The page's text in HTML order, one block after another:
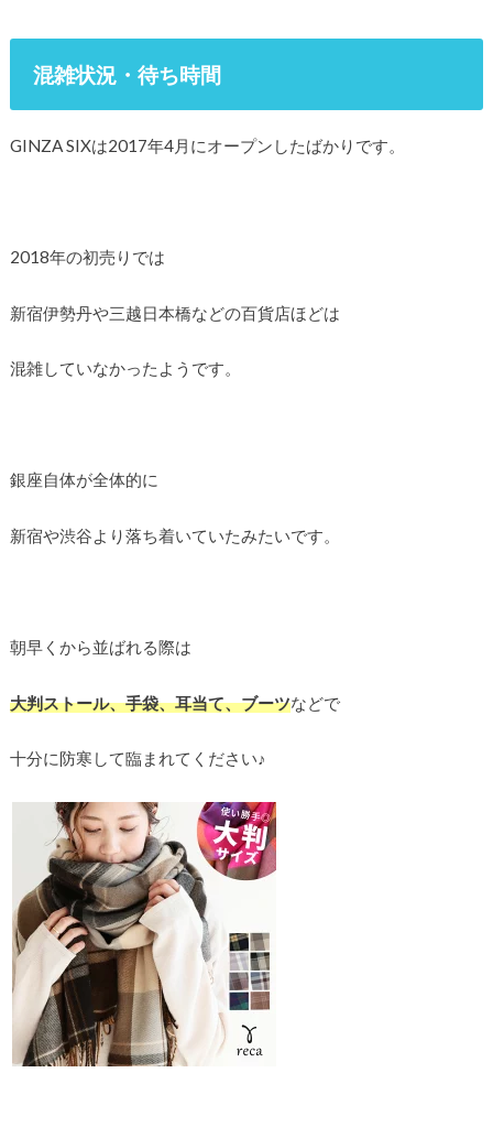
混雑状況・待ち時間
GINZA SIXは2017年4月にオープンしたばかりです。
2018年の初売りでは
新宿伊勢丹や三越日本橋などの百貨店ほどは
混雑していなかったようです。
銀座自体が全体的に
新宿や渋谷より落ち着いていたみたいです。
朝早くから並ばれる際は
大判ストール、手袋、耳当て、ブーツなどで
十分に防寒して臨まれてください♪